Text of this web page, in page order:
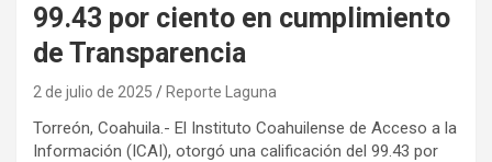
99.43 por ciento en cumplimiento
de Transparencia
2 de julio de 2025 Reporte Laguna
Torreón, Coahuila.- El Instituto Coahuilense de Acceso a la
Información (ICAI), otorgó una calificación del 99.43 por